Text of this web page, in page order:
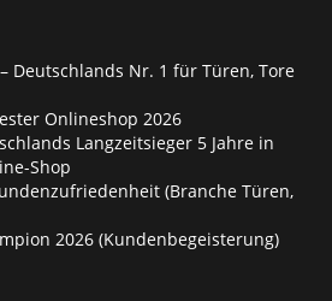
Deutschlands Nr. 1 für Türen, Tore
Onlineshop 2026
Langzeitsieger 5 Jahre in
Shop
(Branche Türen,
2026 (Kundenbegeisterung)